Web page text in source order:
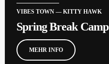
VIBES TOWN — KITTY HAWK
Spring Break Camp
MEHR INFO